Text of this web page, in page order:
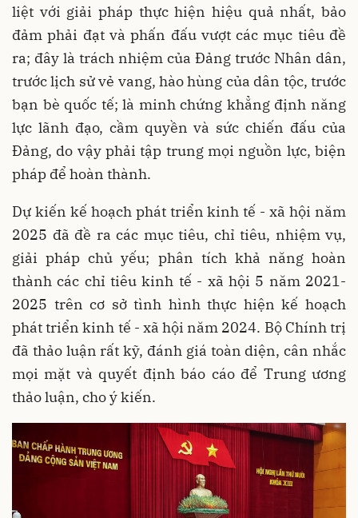
liệt với giải pháp thực hiện hiệu quả nhất, bảo
đảm phải đạt và phấn đấu vượt các mục tiêu đề
ra; đây là trách nhiệm của Đảng trước Nhân dân,
trước lịch sử vẻ vang, hào hùng của dân tộc, trước
bạn bè quốc tế; là minh chứng khẳng định năng
lực lãnh đạo, cầm quyền và sức chiến đấu của
Đảng, do vậy phải tập trung mọi nguồn lực, biện
pháp để hoàn thành.
Dự kiến kế hoạch phát triển kinh tế - xã hội năm
2025 đã đề ra các mục tiêu, chỉ tiêu, nhiệm vụ,
giải pháp chủ yếu; phân tích khả năng hoàn
thành các chỉ tiêu kinh tế - xã hội 5 năm 2021-
2025 trên cơ sở tình hình thực hiện kế hoạch
phát triển kinh tế - xã hội năm 2024. Bộ Chính trị
đã thảo luận rất kỹ, đánh giá toàn diện, cân nhắc
mọi mặt và quyết định báo cáo để Trung ương
thảo luận, cho ý kiến.